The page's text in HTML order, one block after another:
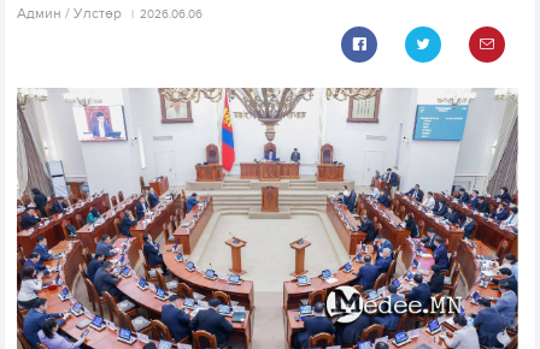
Aдмин / Улстөр 2026.06.06